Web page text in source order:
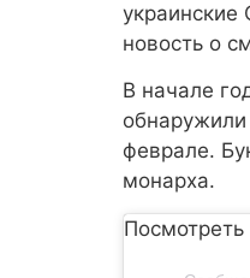
украинские
новость о
В начале
феврале.
монарха.